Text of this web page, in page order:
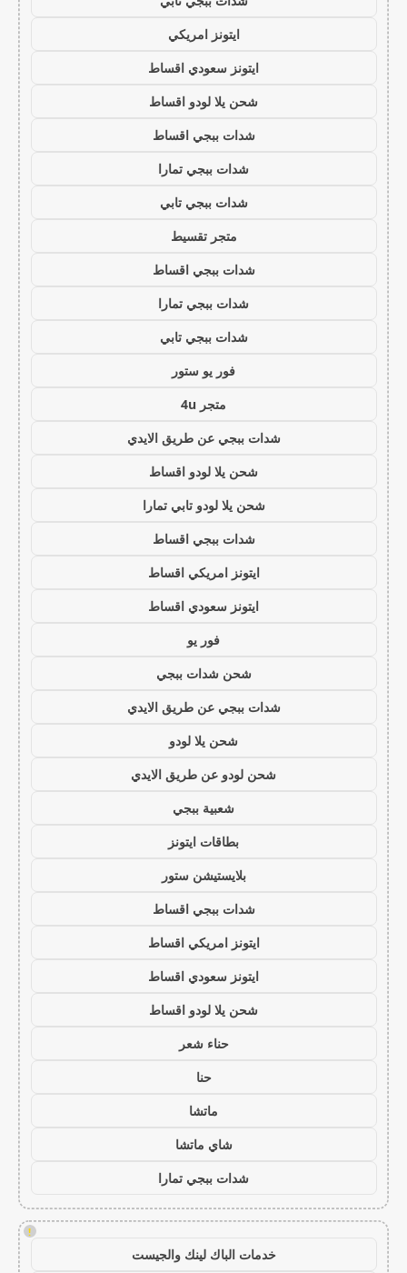
ايتونز امريكي
ايتونز سعودي اقساط
شحن يلا لودو اقساط
شدات ببجي اقساط
شدات ببجي تمارا
شدات ببجي تابي
متجر تقسيط
شدات ببجي اقساط
شدات ببجي تمارا
شدات ببجي تابي
فور يو ستور
متجر 4u
شدات ببجي عن طريق الايدي
شحن يلا لودو اقساط
شحن يلا لودو تابي تمارا
شدات ببجي اقساط
ايتونز امريكي اقساط
ايتونز سعودي اقساط
فور يو
شحن شدات ببجي
شدات ببجي عن طريق الايدي
شحن يلا لودو
شحن لودو عن طريق الايدي
شعبية ببجي
بطاقات ايتونز
بلايستيشن ستور
شدات ببجي اقساط
ايتونز امريكي اقساط
ايتونز سعودي اقساط
شحن يلا لودو اقساط
حناء شعر
حنا
ماتشا
شاي ماتشا
شدات ببجي تمارا
!
خدمات الباك لينك والجيست